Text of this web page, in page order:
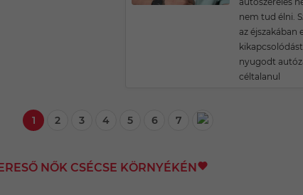
nem tud élni.
az éjszakában
nyugodt
céltalanul
1 2 3 4 5 6 7
NŐK CSÉCSE KÖRNYÉKÉN